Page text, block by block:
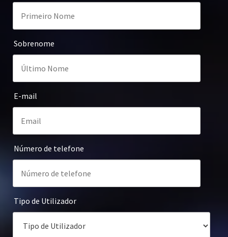
Sobrenome
E-mail
Número de telefone
Tipo de Utilizador